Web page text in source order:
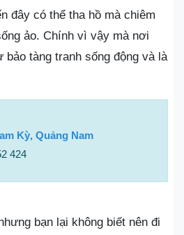
đây có thể tha hồ mà chiêm
ảo. Chính vì vậy mà nơi
tàng tranh sống động và là
Kỳ, Quảng Nam
424
bạn lại không biết nên đi